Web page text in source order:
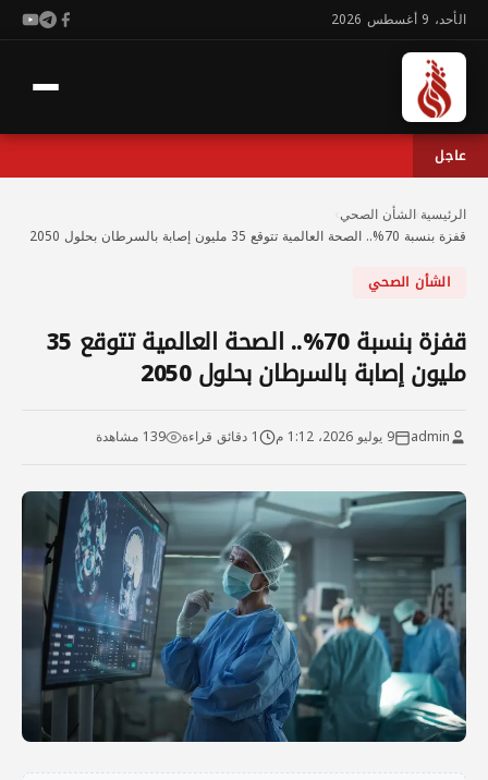
الأحد، 9 أغسطس 2026
عاجل
الرئيسية الشأن الصحي
قفزة بنسبة 70%.. الصحة العالمية تتوقع 35 مليون إصابة بالسرطان بحلول 2050
الشأن الصحي
قفزة بنسبة 70%.. الصحة العالمية تتوقع 35
مليون إصابة بالسرطان بحلول 2050
admin 9 يوليو 2026، 1:12 م 1 دقائق قراءة 139 مشاهدة